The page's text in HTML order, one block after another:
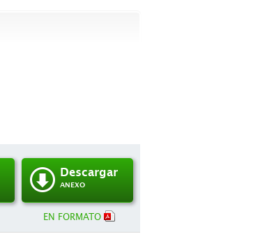
Descargar
ANEXO
EN FORMATO